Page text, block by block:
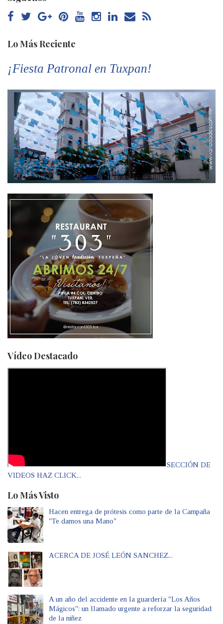
Lo Más Reciente
¡Fiesta Patronal en Tuxpan!
Vídeo Destacado
SECCIÓN DE
VIDEOS HAZ CLICK...
Lo Más Visto
Hacen entrega de prótesis como parte de la Campaña
"Te damos una Mano"
ACERCA DE JOSÉ LEÓN SANCHEZ...
A un año del accidente en la guardería "Los Años
Mágicos": un llamado urgente a reforzar la seguridad
de la niñez